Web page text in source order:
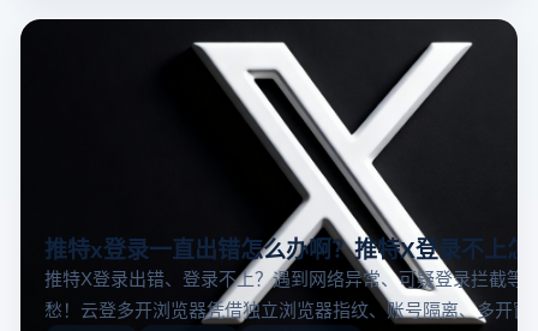
登多开浏览器一起来了解海外直播平台哪些最受欢迎。
推特x登录一直出错怎么办啊？推特X登录不上怎
推特X登录出错、登录不上？遇到网络异常、可疑登录拦截等
愁！云登多开浏览器凭借独立浏览器指纹、账号隔离、多开窗